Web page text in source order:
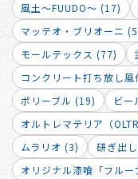
風土～FUUDO～ (17)
マッテオ・ブリオーニ
モールテックス (77)
コンクリート打ち放し
ポリーブル (19)
ビー
オルトレマテリア（
ムラリオ (3)
研ぎ出
オリジナル漆喰「フル